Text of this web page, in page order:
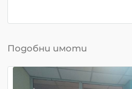
Подобни имоти